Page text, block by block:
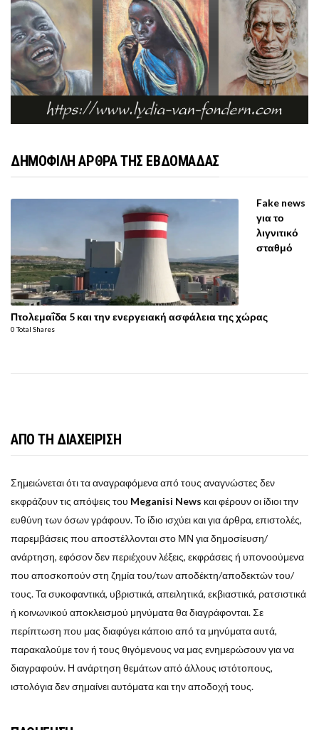
ΔΗΜΟΦΙΛΗ ΑΡΘΡΑ ΤΗΣ ΕΒΔΟΜΑΔΑΣ
Fake news
για το
λιγνιτικό
σταθμό
Πτολεμαΐδα 5 και την ενεργειακή ασφάλεια της χώρας
0 Total Shares
ΑΠΟ ΤΗ ΔΙΑΧΕΙΡΙΣΗ
Σημειώνεται ότι τα αναγραφόμενα από τους αναγνώστες δεν
εκφράζουν τις απόψεις του Meganisi News και φέρουν οι ίδιοι την
ευθύνη των όσων γράφουν. Το ίδιο ισχύει και για άρθρα, επιστολές,
παρεμβάσεις που αποστέλλονται στο ΜΝ για δημοσίευση/
ανάρτηση, εφόσον δεν περιέχουν λέξεις, εκφράσεις ή υπονοούμενα
που αποσκοπούν στη ζημία του/των αποδέκτη/αποδεκτών του/
τους. Τα συκοφαντικά, υβριστικά, απειλητικά, εκβιαστικά, ρατσιστικά
ή κοινωνικού αποκλεισμού μηνύματα θα διαγράφονται. Σε
περίπτωση που μας διαφύγει κάποιο από τα μηνύματα αυτά,
παρακαλούμε τον ή τους θιγόμενους να μας ενημερώσουν για να
διαγραφούν. Η ανάρτηση θεμάτων από άλλους ιστότοπους,
ιστολόγια δεν σημαίνει αυτόματα και την αποδοχή τους.